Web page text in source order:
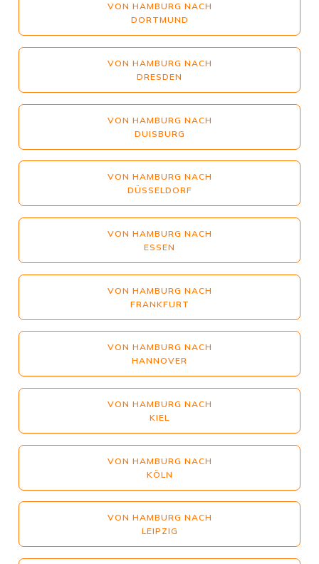
VON HAMBURG NACH
DORTMUND
VON HAMBURG NACH
DRESDEN
VON HAMBURG NACH
DUISBURG
VON HAMBURG NACH
DÜSSELDORF
VON HAMBURG NACH
ESSEN
VON HAMBURG NACH
FRANKFURT
VON HAMBURG NACH
HANNOVER
VON HAMBURG NACH
KIEL
VON HAMBURG NACH
KÖLN
VON HAMBURG NACH
LEIPZIG